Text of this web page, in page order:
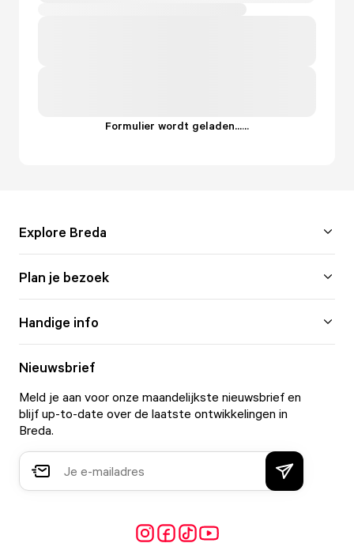
Formulier wordt geladen......
Explore Breda
Plan je bezoek
Handige info
Nieuwsbrief
Meld je aan voor onze maandelijkste nieuwsbrief en
blijf up-to-date over de laatste ontwikkelingen in
Breda.